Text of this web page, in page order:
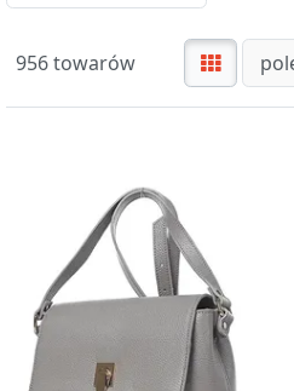
956 towarów